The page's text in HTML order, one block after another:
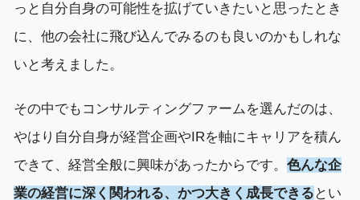
っと自分自身の可能性を拡げていきたい と思ったとき
に、 他の会社に飛び込んでみるのも良いのかもしれな
いと考えました。
その中でもコンサルティングファームを選んだのは、
やはり自分自身が経営企画やIRを軸にキャリアを積ん
でき て、 経営全般に興味があったからです。 色んな企
業の経営に深く関われる、かつ大きく成長できる とい